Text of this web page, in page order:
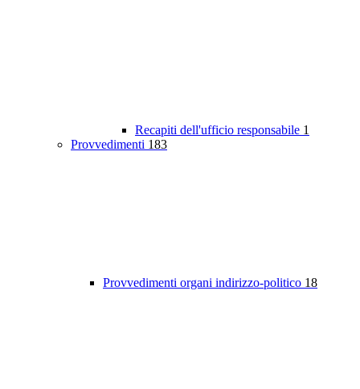
Recapiti dell'ufficio responsabile 1
Provvedimenti 183
Provvedimenti organi indirizzo-politico 18